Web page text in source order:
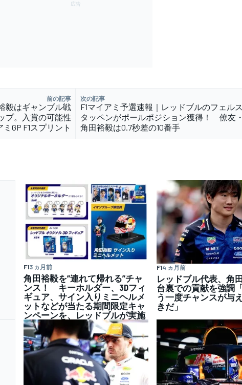
前の記事
毅はギャンブル戦
プ。入賞の可能性
GP F1スプリント
次の記事
F1マイアミ予選速報｜レッドブルのフェルス
タッペンがポールポジション獲得！ 僚友・
角田裕毅は0.7秒差の10番手
F13 ヵ月前
角田裕毅を”連れて帰れる”チャ
ンス！ キーホルダー、3Dフィ
ギュア、サイン入りミニヘルメ
ットなどが当たる期間限定キャ
ンペーンを、レッドブルが実施
F14 ヵ月前
レッドブル代表、角
台裏での貢献を強調
う一度チャンスが与
きだ」